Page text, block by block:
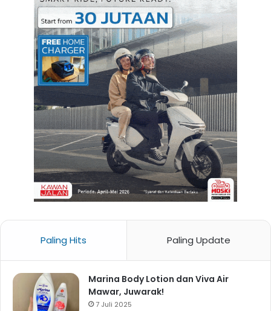
Paling Hits Paling Update
Marina Body Lotion dan Viva Air
Mawar, Juwarak!
7 Juli 2025